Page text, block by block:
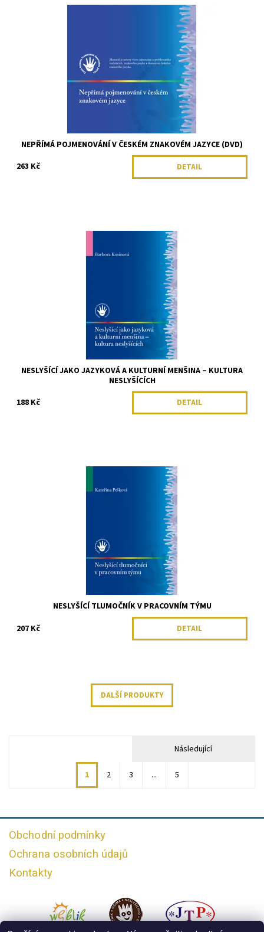
NEPŘÍMÁ POJMENOVÁNÍ V ČESKÉM ZNAKOVÉM JAZYCE (DVD)
263 Kč
DETAIL
NESLYŠÍCÍ JAKO JAZYKOVÁ A KULTURNÍ MENŠINA – KULTURA
NESLYŠÍCÍCH
188 Kč
DETAIL
NESLYŠÍCÍ TLUMOČNÍK V PRACOVNÍM TÝMU
207 Kč
DETAIL
DALŠÍ PRODUKTY
Následující
1 2 3 ... 5
Obchodní podmínky
Ochrana osobních údajů
Kontakty